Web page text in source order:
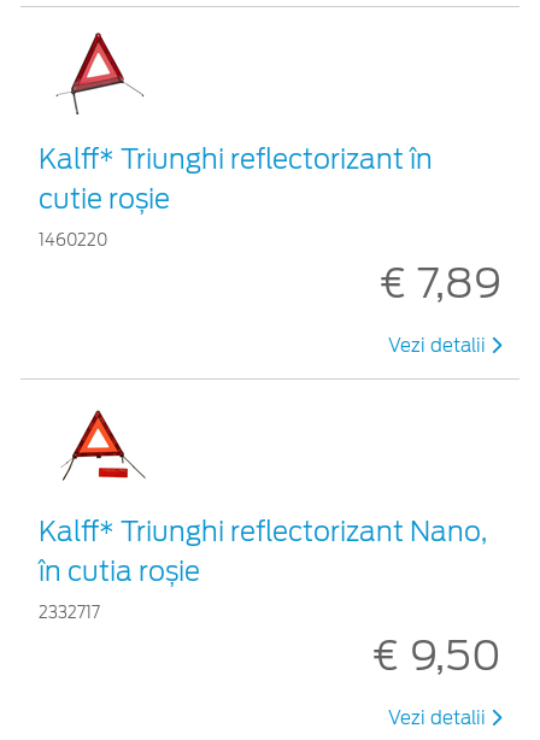
Kalff* Triunghi reflectorizant în
cutie roșie
1460220
€ 7,89
Vezi detalii
Kalff* Triunghi reflectorizant Nano,
în cutia roșie
2332717
€ 9,50
Vezi detalii